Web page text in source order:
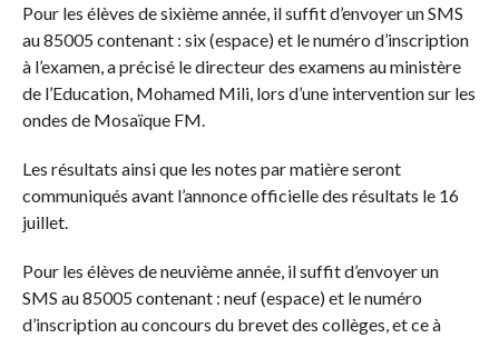
Pour les élèves de sixième année, il suffit d’envoyer un SMS
au 85005 contenant : six (espace) et le numéro d’inscription
à l’examen, a précisé le directeur des examens au ministère
de l’Education, Mohamed Mili, lors d’une intervention sur les
ondes de Mosaïque FM.
Les résultats ainsi que les notes par matière seront
communiqués avant l’annonce officielle des résultats le 16
juillet.
Pour les élèves de neuvième année, il suffit d’envoyer un
SMS au 85005 contenant : neuf (espace) et le numéro
d’inscription au concours du brevet des collèges, et ce à